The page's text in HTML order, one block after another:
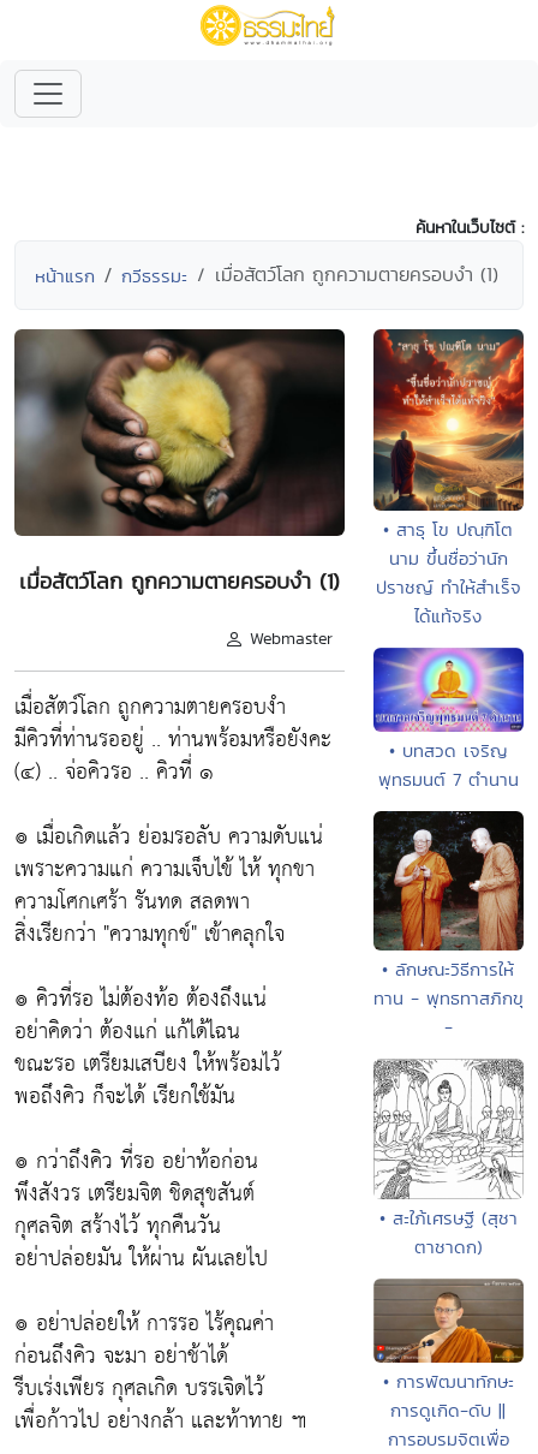
ค้นหาในเว็บไซต์ :
หน้าแรก กวีธรรมะ เมื่อสัตว์โลก ถูกความตายครอบงำ (1)
เมื่อสัตว์โลก ถูกความตายครอบงำ (1)
Webmaster
เมื่อสัตว์โลก ถูกความตายครอบงำ
มีคิวที่ท่านรออยู่ .. ท่านพร้อมหรือยังคะ
(๔) .. จ่อคิวรอ .. คิวที่ ๑
๏ เมื่อเกิดแล้ว ย่อมรอลับ ความดับแน่
เพราะความแก่ ความเจ็บไข้ ไห้ ทุกขา
ความโศกเศร้า รันทด สลดพา
สิ่งเรียกว่า "ความทุกข์" เข้าคลุกใจ
๏ คิวที่รอ ไม่ต้องท้อ ต้องถึงแน่
อย่าคิดว่า ต้องแก่ แก้ได้ไฉน
ขณะรอ เตรียมเสบียง ให้พร้อมไว้
พอถึงคิว ก็จะได้ เรียกใช้มัน
๏ กว่าถึงคิว ที่รอ อย่าท้อก่อน
พึงสังวร เตรียมจิต ชิดสุขสันต์
กุศลจิต สร้างไว้ ทุกคืนวัน
อย่าปล่อยมัน ให้ผ่าน ผันเลยไป
๏ อย่าปล่อยให้ การรอ ไร้คุณค่า
ก่อนถึงคิว จะมา อย่าช้าได้
รีบเร่งเพียร กุศลเกิด บรรเจิดไว้
เพื่อก้าวไป อย่างกล้า และท้าทาย ๚
• สาธุ โข ปณฺฑิโต
นาม ขึ้นชื่อว่านัก
ปราชญ์ ทำให้สำเร็จ
ได้แท้จริง
• บทสวด เจริญ
พุทธมนต์ 7 ตำนาน
• ลักษณะวิธีการให้
ทาน - พุทธทาสภิกขุ
-
• สะใภ้เศรษฐี (สุชา
ตาชาดก)
• การพัฒนาทักษะ
การดูเกิด-ดับ ||
การอบรมจิตเพื่อ